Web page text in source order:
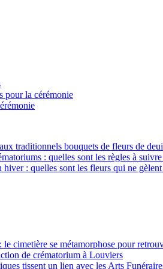
pour la cérémonie
traditionnels bouquets de fleurs de
: quelles sont les règles à
: quelles sont les fleurs qui ne gèlent
cimetière se métamorphose pour
de crématorium à Louviers
tissent un lien avec les Arts